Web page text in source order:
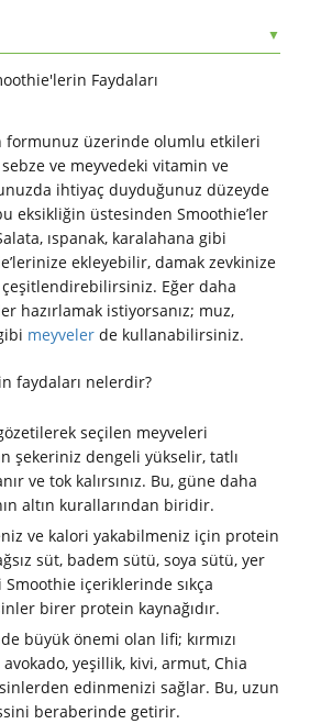
▼
formunuz üzerinde olumlu etkileri
ve meyvedeki vitamin ve
ihtiyaç duyduğunuz düzeyde
eksikliğin üstesinden Smoothie’ler
ıspanak, karalahana gibi
ekleyebilir, damak zevkinize
Eğer daha
hazırlamak istiyorsanız; muz,
meyveler de kullanabilirsiniz.
faydaları nelerdir?
seçilen meyveleri
şekeriniz dengeli yükselir, tatlı
ve tok kalırsınız. Bu, güne daha
altın kurallarından biridir.
ve kalori yakabilmeniz için protein
süt, badem sütü, soya sütü, yer
Smoothie içeriklerinde sıkça
birer protein kaynağıdır.
büyük önemi olan lifi; kırmızı
yeşillik, kivi, armut, Chia
edinmenizi sağlar. Bu, uzun
beraberinde getirir.